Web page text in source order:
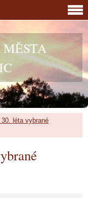
MĚSTA
léta vybrané